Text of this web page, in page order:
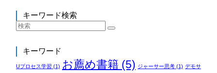
キーワード検索
キーワード
Uプロセス学習 (1) お薦め書籍 (5) ジャーサー思考(1) デモサ